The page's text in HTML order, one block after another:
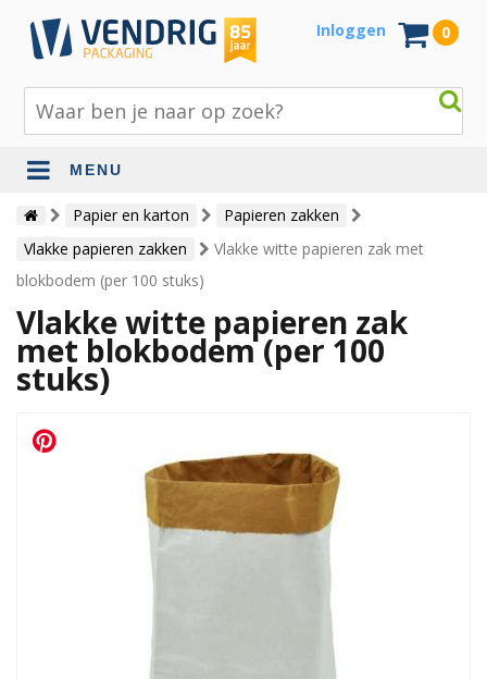
Inloggen 0
MENU
Beschermingsmateriaal
Bouw- en tuinmaterialen
Jute en lopers
Papier en karton
Tape en stickers
Duurzame verpakkingen
Papier en karton
Papieren zakken
Vlakke papieren zakken
Vlakke witte papieren zak met
blokbodem (per 100 stuks)
Vlakke witte papieren zak
met blokbodem (per 100
stuks)